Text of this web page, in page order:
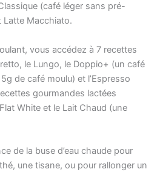
(café léger sans pré-
Latte Macchiato.
vous accédez à 7 recettes
le Lungo, le Doppio+ (un café
de café moulu) et l’Espresso
gourmandes lactées
White et le Lait Chaud (une
de la buse d’eau chaude pour
une tisane, ou pour rallonger un